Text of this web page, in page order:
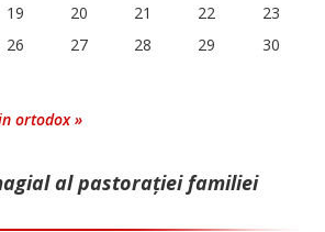
19 20 21 22
23
26 27 28 29
30
ortodox »
al pastorației familiei